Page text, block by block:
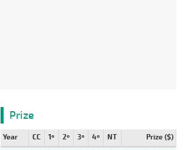
Prize
Year CC 1º 2º 3º 4º NT Prize ($)